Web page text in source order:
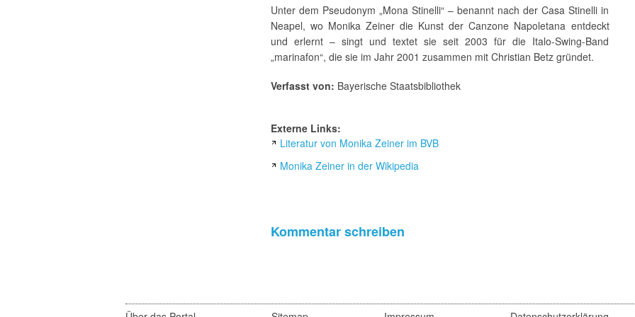
Unter dem Pseudonym „Mona Stinelli“ – benannt nach der Casa Stinelli in
Neapel, wo Monika Zeiner die Kunst der Canzone Napoletana entdeckt
und erlernt – singt und textet sie seit 2003 für die Italo-Swing-Band
„marinafon“, die sie im Jahr 2001 zusammen mit Christian Betz gründet.
Verfasst von: Bayerische Staatsbibliothek
Externe Links:
Literatur von Monika Zeiner im BVB
Monika Zeiner in der Wikipedia
Kommentar schreiben